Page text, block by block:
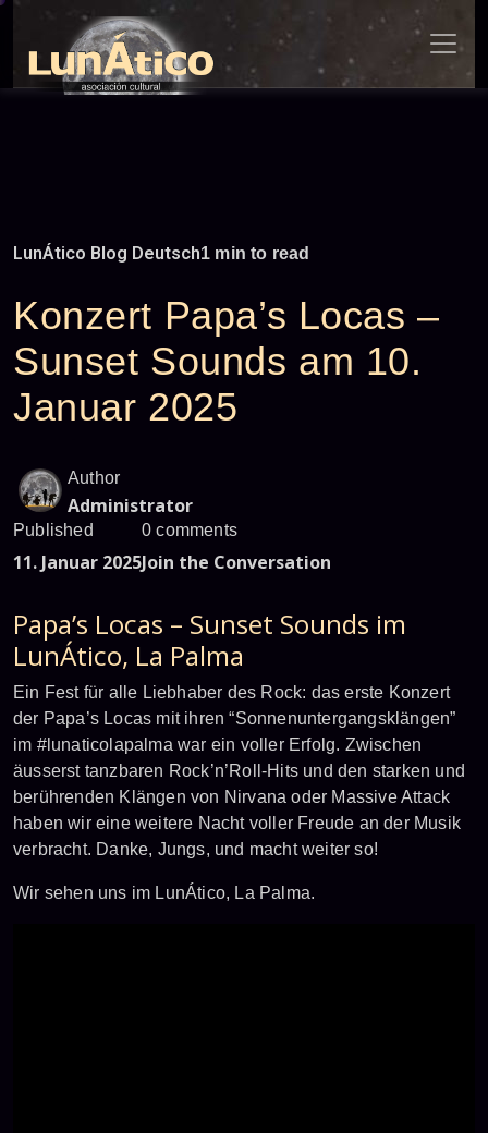
Skip
content
LunÁtico Blog Deutsch1 min to read
Konzert Papa’s Locas –
Sunset Sounds am 10.
Januar 2025
Author
Administrator
Published
11. Januar 2025
0 comments
Join the Conversation
Papa’s Locas – Sunset Sounds im
LunÁtico, La Palma
Ein Fest für alle Liebhaber des Rock: das erste Konzert
der Papa’s Locas mit ihren “Sonnenuntergangsklängen”
im #lunaticolapalma war ein voller Erfolg. Zwischen
äusserst tanzbaren Rock’n’Roll-Hits und den starken und
berührenden Klängen von Nirvana oder Massive Attack
haben wir eine weitere Nacht voller Freude an der Musik
verbracht. Danke, Jungs, und macht weiter so!
Wir sehen uns im LunÁtico, La Palma.